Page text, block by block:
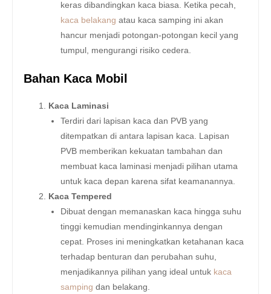
keras dibandingkan kaca biasa. Ketika pecah,
kaca belakang atau kaca samping ini akan
hancur menjadi potongan-potongan kecil yang
tumpul, mengurangi risiko cedera.
Bahan Kaca Mobil
Kaca Laminasi
Terdiri dari lapisan kaca dan PVB yang
ditempatkan di antara lapisan kaca. Lapisan
PVB memberikan kekuatan tambahan dan
membuat kaca laminasi menjadi pilihan utama
untuk kaca depan karena sifat keamanannya.
Kaca Tempered
Dibuat dengan memanaskan kaca hingga suhu
tinggi kemudian mendinginkannya dengan
cepat. Proses ini meningkatkan ketahanan kaca
terhadap benturan dan perubahan suhu,
menjadikannya pilihan yang ideal untuk kaca
samping dan belakang.